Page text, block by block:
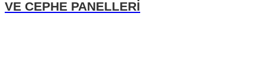
VE CEPHE PANELLERİ